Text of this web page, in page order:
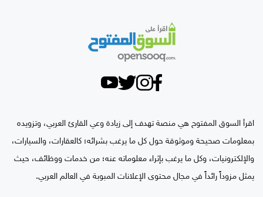
اقرأ السوق المفتوح هي منصة تهدف إلى زيادة وعي القارئ العربي، وتزويده
بمعلومات صحيحة وموثوقة حول كل ما يرغب بشرائه؛ كالعقارات، والسيارات،
والإلكترونيات، وكل ما يرغب بإثراء معلوماته عنه؛ من خدمات ووظائف، حيث
يمثل مزوداً رائداً في مجال محتوى الإعلانات المبوبة في العالم العربي.